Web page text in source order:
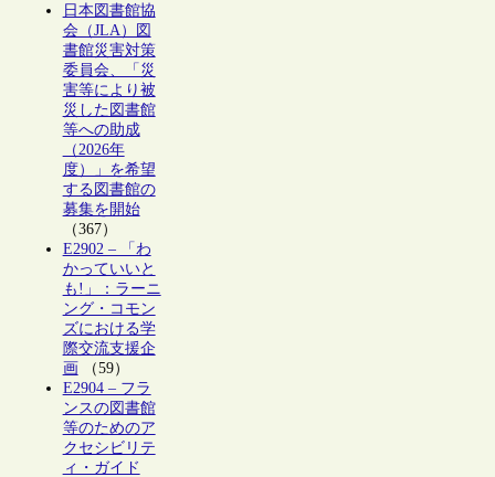
日本図書館協
会（JLA）図
書館災害対策
委員会、「災
害等により被
災した図書館
等への助成
（2026年
度）」を希望
する図書館の
募集を開始
（367）
E2902 – 「わ
かっていいと
も!」：ラーニ
ング・コモン
ズにおける学
際交流支援企
画 （59）
E2904 – フラ
ンスの図書館
等のためのア
クセシビリテ
ィ・ガイド